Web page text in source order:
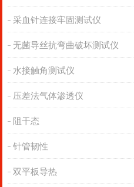
采血针连接牢固测试仪
无菌导丝抗弯曲破坏测试仪
水接触角测试仪
压差法气体渗透仪
阻干态
针管韧性
双平板导热